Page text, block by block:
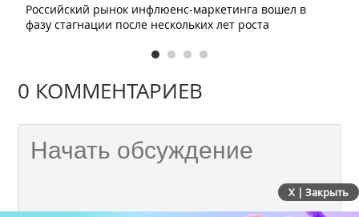
Российский рынок инфлюенс-маркетинга вошел в
фазу стагнации после нескольких лет роста
0 КОММЕНТАРИЕВ
X | Закрыть